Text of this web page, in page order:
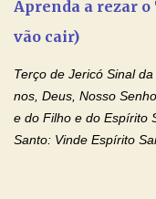
Aprenda a rezar o
vão cair)
Terço de Jericó Sinal
nos, Deus, Nosso
e do Filho e do Espírito
Santo: Vinde Espírito